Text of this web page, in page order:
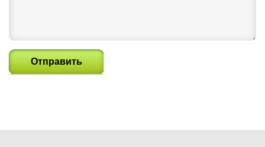
Отправить